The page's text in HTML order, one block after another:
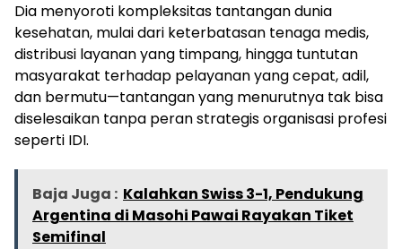
Dia menyoroti kompleksitas tantangan dunia
kesehatan, mulai dari keterbatasan tenaga medis,
distribusi layanan yang timpang, hingga tuntutan
masyarakat terhadap pelayanan yang cepat, adil,
dan bermutu—tantangan yang menurutnya tak bisa
diselesaikan tanpa peran strategis organisasi profesi
seperti IDI.
Baja Juga : Kalahkan Swiss 3-1, Pendukung
Argentina di Masohi Pawai Rayakan Tiket
Semifinal